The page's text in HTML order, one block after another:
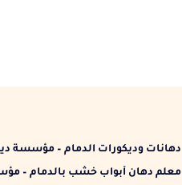
دهانات وديكورات الدمام – مؤسسة
معلم دهان أبواب خشب بالدمام –